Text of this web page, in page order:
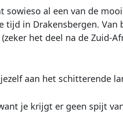
sowieso al een van de
tijd in Drakensbergen.
het deel na de Zuid-
aan het schitterende
je krijgt er geen spijt